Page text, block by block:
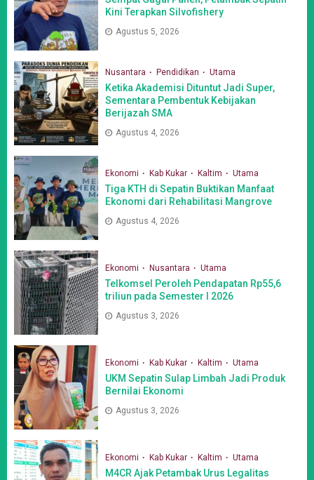
Kini Terapkan Silvofishery
Agustus 5, 2026
Nusantara Pendidikan Utama
Ketika Akademisi Dituntut Jadi Super,
Sementara Pembentuk Kebijakan
Berijazah SMA
Agustus 4, 2026
Ekonomi Kab Kukar Kaltim Utama
Tiga KTH di Sepatin Buktikan Manfaat
Ekonomi dari Rehabilitasi Mangrove
Agustus 4, 2026
Ekonomi Nusantara Utama
Telkomsel Peroleh Pendapatan Rp55,6
triliun pada Semester I 2026
Agustus 3, 2026
Ekonomi Kab Kukar Kaltim Utama
UKM Sepatin Sulap Limbah Jadi Produk
Bernilai Ekonomi
Agustus 3, 2026
Ekonomi Kab Kukar Kaltim Utama
M4CR Ajak Petambak Urus Legalitas